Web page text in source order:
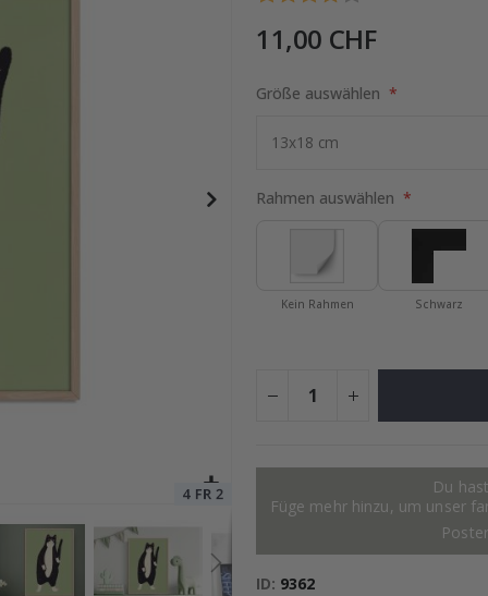
in-einem Montageset
11,00 CHF
Größe auswählen
Rahmen auswählen
Kein Rahmen Schwarz
Du
Füge mehr hinzu, um unser
ID 9362